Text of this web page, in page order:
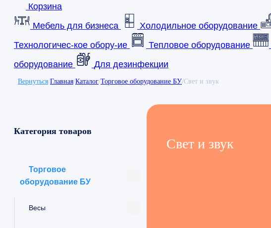
Корзина
Мебель для бизнеса
Холодильное оборудование
Технологичес-кое обору-ие
Тепловое оборудование
оборудование
Для дезинфекции
Вернуться/Главная/Каталог/Торговое оборудование БУ/Свет и звук
Категория товаров
Торговое
оборудование БУ
Весы
Свет и звук